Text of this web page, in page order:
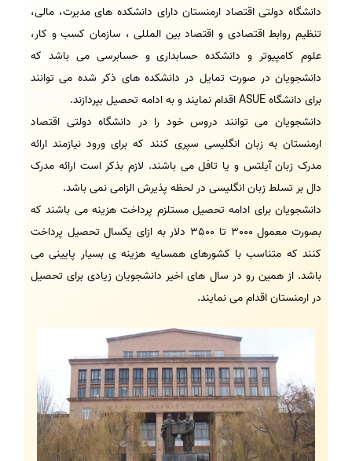
دانشگاه دولتی اقتصاد ارمنستان دارای دانشکده های مدیرت، مالی،
تنظیم روابط اقتصادی و اقتصاد بین المللی ، سازمان کسب و کار،
علوم کامپیوتر و دانشکده حسابداری و حسابرسی می باشد که
دانشجویان در صورت تمایل در دانشکده های ذکر شده می توانند
برای دانشگاه ASUE اقدام نمایند و به ادامه تحصیل بپردازند.
دانشجویان می توانند دروس خود را در دانشگاه دولتی اقتصاد
ارمنستان به زبان انگلیسی سپری کنند که برای ورود نیازمند ارائه
مدرک زبان آیلتس و یا تافل می باشند. لازم بذکر است ارائه مدرک
دال بر تسلط زبان انگلیسی در لحظه پذیرش الزامی نمی باشد.
دانشجویان برای ادامه تحصیل مستلزم پرداخت هزینه می باشند که
بصورت معمول 3000 تا 3500 دلار به ازای یکسال تحصیل پرداخت
کنند که متناسب با کشورهای همسایه هزینه ی بسیار پایینی می
باشد. از همین رو در سال های اخیر دانشجویان زیادی برای تحصیل
در ارمنستان اقدام می نمایند.